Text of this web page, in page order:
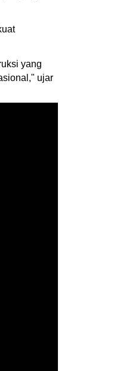
yang
ujar